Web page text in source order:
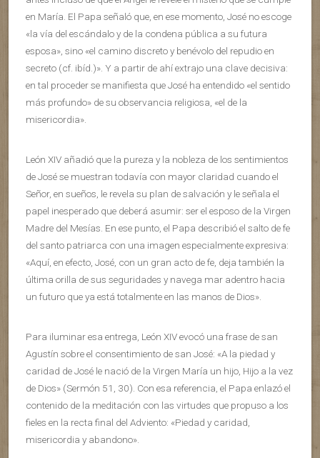
en María. El Papa señaló que, en ese momento, José no escoge
«la vía del escándalo y de la condena pública a su futura
esposa», sino «el camino discreto y benévolo del repudio en
secreto (cf. ibíd.)». Y a partir de ahí extrajo una clave decisiva:
en tal proceder se manifiesta que José ha entendido «el sentido
más profundo» de su observancia religiosa, «el de la
misericordia».
León XIV añadió que la pureza y la nobleza de los sentimientos
de José se muestran todavía con mayor claridad cuando el
Señor, en sueños, le revela su plan de salvación y le señala el
papel inesperado que deberá asumir: ser el esposo de la Virgen
Madre del Mesías. En ese punto, el Papa describió el salto de fe
del santo patriarca con una imagen especialmente expresiva:
«Aquí, en efecto, José, con un gran acto de fe, deja también la
última orilla de sus seguridades y navega mar adentro hacia
un futuro que ya está totalmente en las manos de Dios».
Para iluminar esa entrega, León XIV evocó una frase de san
Agustín sobre el consentimiento de san José: «A la piedad y
caridad de José le nació de la Virgen María un hijo, Hijo a la vez
de Dios» (Sermón 51, 30). Con esa referencia, el Papa enlazó el
contenido de la meditación con las virtudes que propuso a los
fieles en la recta final del Adviento: «Piedad y caridad,
misericordia y abandono».